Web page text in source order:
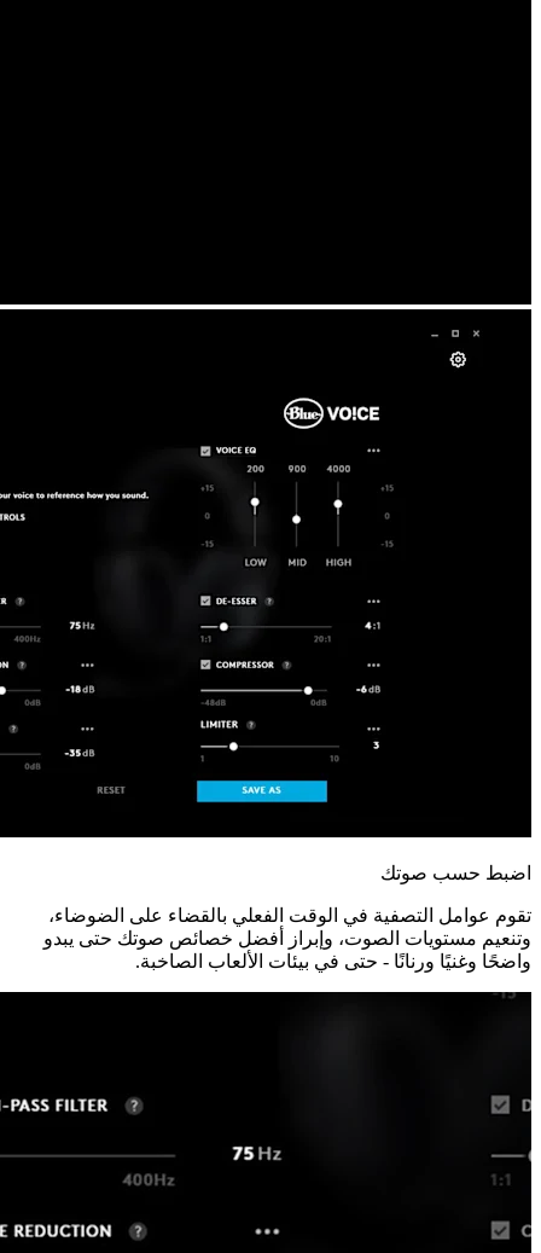
اضبط حسب صوتك
تقوم عوامل التصفية في الوقت الفعلي بالقضاء على الضوضاء،
وتنعيم مستويات الصوت، وإبراز أفضل خصائص صوتك حتى يبدو
واضحًا وغنيًا ورنانًا - حتى في بيئات الألعاب الصاخبة.